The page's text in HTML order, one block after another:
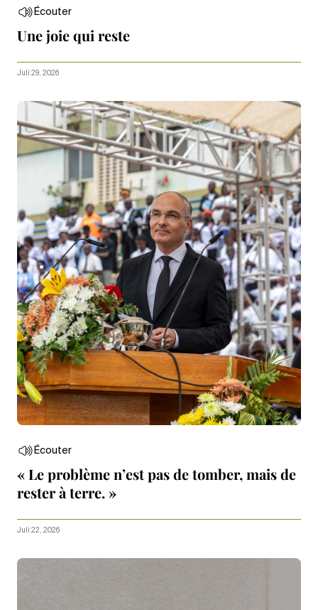
Écouter
Une joie qui reste
Juli 29, 2026
Écouter
« Le problème n’est pas de tomber, mais de
rester à terre. »
Juli 22, 2026